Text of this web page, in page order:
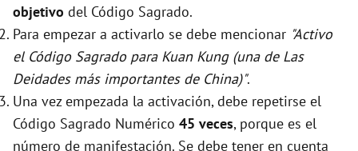
objetivo del Código Sagrado.
Para empezar a activarlo se debe mencionar "Activo
el Código Sagrado para Kuan Kung (una de Las
Deidades más importantes de China)".
Una vez empezada la activación, debe repetirse el
Código Sagrado Numérico 45 veces, porque es el
número de manifestación. Se debe tener en cuenta